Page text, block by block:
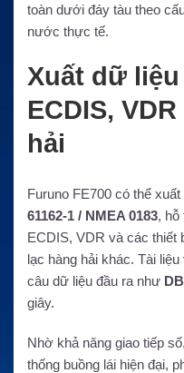
toàn dưới đáy tàu theo
nước thực tế.
Xuất dữ
ECDIS,
hải
Furuno FE700 có thể
61162-1 / NMEA 0183, hỗ
ECDIS, VDR và các thiết
lạc hàng hải khác. Tài
câu dữ liệu đầu ra như
giây.
Nhờ khả năng giao tiếp
thống buồng lái hiện đại,